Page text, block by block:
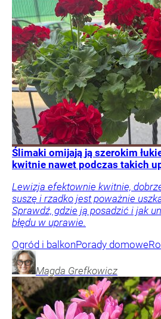
Ślimaki omijają ją szerokim
kwitnie nawet podczas takich
Lewizja efektownie kwitnie,
suszę i rzadko jest poważnie
Sprawdź, gdzie ją posadzić i jak
błędu w uprawie.
Ogród i balkonPorady domowe
Magda Grefkowicz